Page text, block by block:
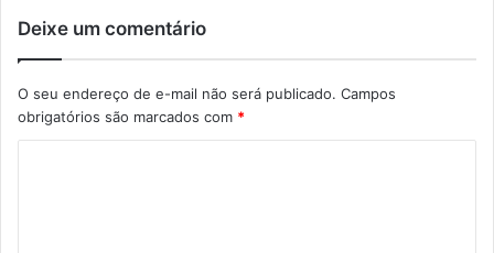
Deixe um comentário
O seu endereço de e-mail não será publicado. Campos
obrigatórios são marcados com *